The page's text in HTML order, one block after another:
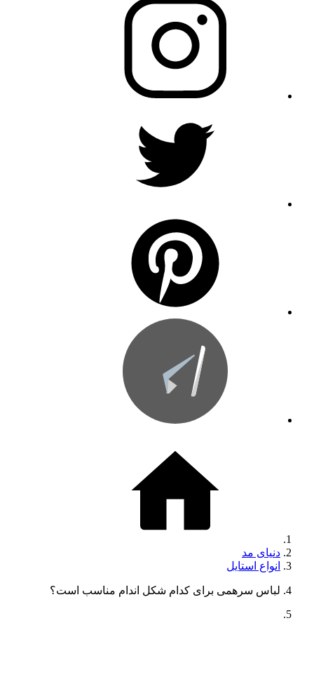
دنیای مد
انواع استایل
لباس سرهمی برای کدام شکل اندام مناسب است؟